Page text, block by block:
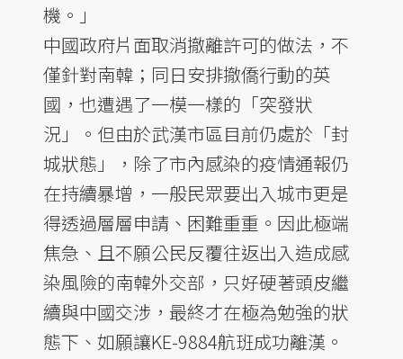
機。」
中國政府片面取消撤離許可的做法，不
僅針對南韓；同日安排撤僑行動的英
國，也遭遇了一模一樣的「突發狀
況」。但由於武漢市區目前仍處於「封
城狀態」，除了市內感染的疫情通報仍
在持續暴增，一般民眾要出入城市更是
得透過層層申請、困難重重。因此極端
焦急、且不願公民反覆往返出入造成感
染風險的南韓外交部，只好硬著頭皮繼
續與中國交涉，最終才在極為勉強的狀
態下、如願讓KE-9884航班成功離漢。